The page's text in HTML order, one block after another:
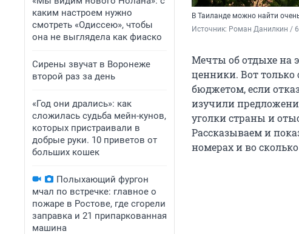
каким настроем нужно
смотреть «Одиссею», чтобы
она не выглядела как фиаско
Сирены звучат в Воронеже
второй раз за день
«Год они дрались»: как
сложилась судьба мейн-кунов,
которых пристраивали в
добрые руки. 10 приветов от
больших кошек
Полыхающий фургон
мчал по встречке: главное о
пожаре в Ростове, где сгорели
заправка и 21 припаркованная
машина
В Таиланде можно найти
Источник: Роман Данилкин /
Мечты об отдыхе на
ценники. Вот
бюджетом, если
изучили
уголки страны и
Рассказываем и
номерах и во